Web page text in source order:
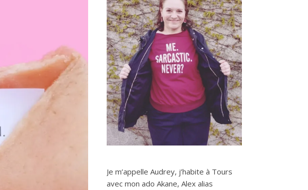
Je m’appelle Audrey, j’habite à Tours
avec mon ado Akane, Alex alias